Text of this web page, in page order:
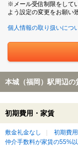
※メール受信制限をして
よう設定の変更をお願い
個人情報の取り扱いにつ
本城（福岡）駅周辺
初期費用・家賃
敷金礼金なし 初期費
仲介手数料が家賃の55%